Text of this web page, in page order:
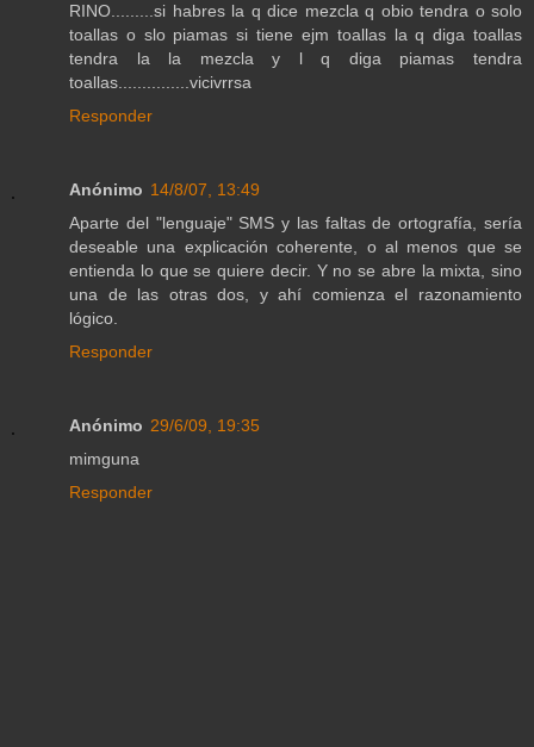
RINO.........si habres la q dice mezcla q obio tendra o solo
toallas o slo piamas si tiene ejm toallas la q diga toallas
tendra la la mezcla y l q diga piamas tendra
toallas...............vicivrrsa
Responder
Anónimo 14/8/07, 13:49
Aparte del "lenguaje" SMS y las faltas de ortografía, sería
deseable una explicación coherente, o al menos que se
entienda lo que se quiere decir. Y no se abre la mixta, sino
una de las otras dos, y ahí comienza el razonamiento
lógico.
Responder
Anónimo 29/6/09, 19:35
mimguna
Responder